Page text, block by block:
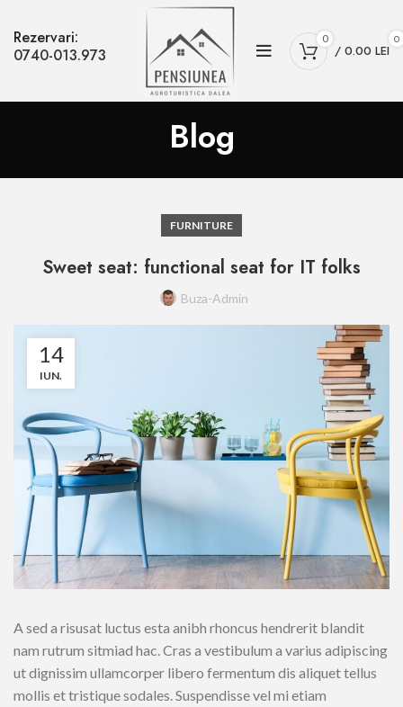
Rezervari:
0740-013.973
0 0
/ 0.00 LEI
Blog
FURNITURE
Sweet seat: functional seat for IT folks
Buza-Admin
14
IUN.
A sed a risusat luctus esta anibh rhoncus hendrerit blandit
nam rutrum sitmiad hac. Cras a vestibulum a varius adipiscing
ut dignissim ullamcorper libero fermentum dis aliquet tellus
mollis et tristique sodales. Suspendisse vel mi etiam